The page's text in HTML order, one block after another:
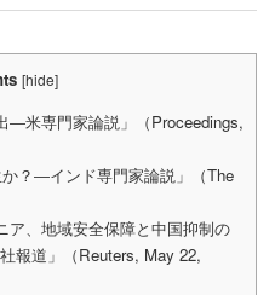
[hide]
―米専門家論説」（Proceedings,
？―インド専門家論説」（The
ア、地域安全保障と中国抑制の
報道」（Reuters, May 22,